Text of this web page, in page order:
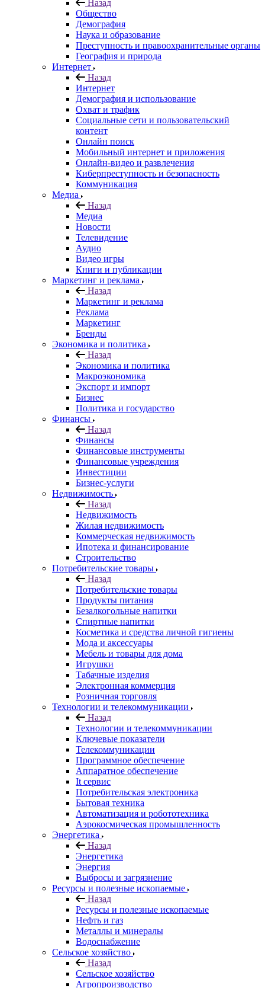
Назад
Общество
Демография
Наука и образование
Преступность и правоохранительные органы
География и природа
Интернет
Назад
Интернет
Демография и использование
Охват и трафик
Социальные сети и пользовательский
контент
Онлайн поиск
Мобильный интернет и приложения
Онлайн-видео и развлечения
Киберпреступность и безопасность
Коммуникация
Медиа
Назад
Медиа
Новости
Телевидение
Аудио
Видео игры
Книги и публикации
Маркетинг и реклама
Назад
Маркетинг и реклама
Реклама
Маркетинг
Бренды
Экономика и политика
Назад
Экономика и политика
Макроэкономика
Экспорт и импорт
Бизнес
Политика и государство
Финансы
Назад
Финансы
Финансовые инструменты
Финансовые учреждения
Инвестиции
Бизнес-услуги
Недвижимость
Назад
Недвижимость
Жилая недвижимость
Коммерческая недвижимость
Ипотека и финансирование
Строительство
Потребительские товары
Назад
Потребительские товары
Продукты питания
Безалкогольные напитки
Спиртные напитки
Косметика и средства личной гигиены
Мода и аксессуары
Мебель и товары для дома
Игрушки
Табачные изделия
Электронная коммерция
Розничная торговля
Технологии и телекоммуникации
Назад
Технологии и телекоммуникации
Ключевые показатели
Телекоммуникации
Программное обеспечение
Аппаратное обеспечение
It сервис
Потребительская электроника
Бытовая техника
Автоматизация и робототехника
Аэрокосмическая промышленность
Энергетика
Назад
Энергетика
Энергия
Выбросы и загрязнение
Ресурсы и полезные ископаемые
Назад
Ресурсы и полезные ископаемые
Нефть и газ
Металлы и минералы
Водоснабжение
Сельское хозяйство
Назад
Сельское хозяйство
Агропроизводство